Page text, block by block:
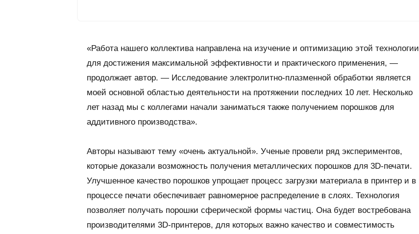
«Работа нашего коллектива направлена на изучение и оптимизацию этой технологии
для достижения максимальной эффективности и практического применения, —
продолжает автор. — Исследование электролитно-плазменной обработки является
моей основной областью деятельности на протяжении последних 10 лет. Несколько
лет назад мы с коллегами начали заниматься также получением порошков для
аддитивного производства».
Авторы называют тему «очень актуальной». Ученые провели ряд экспериментов,
которые доказали возможность получения металлических порошков для 3D-печати.
Улучшенное качество порошков упрощает процесс загрузки материала в принтер и в
процессе печати обеспечивает равномерное распределение в слоях. Технология
позволяет получать порошки сферической формы частиц. Она будет востребована
производителями 3D-принтеров, для которых важно качество и совместимость